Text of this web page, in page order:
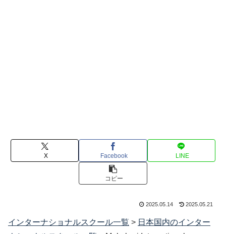
X Facebook LINE
コピー
2025.05.14 2025.05.21
インターナショナルスクール一覧 > 日本国内のインター